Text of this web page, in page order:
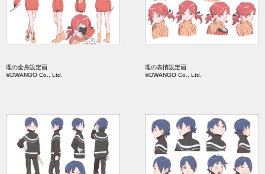
埋の全身設定画
©DWANGO Co., Ltd.
埋の表情設定画
©DWANGO Co., Ltd.